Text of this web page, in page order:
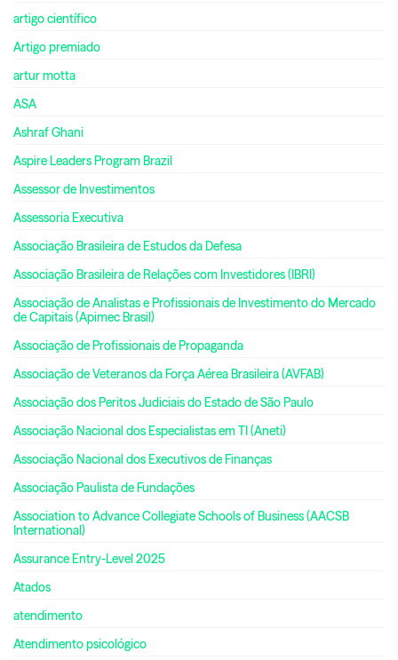
artigo científico
Artigo premiado
artur motta
ASA
Ashraf Ghani
Aspire Leaders Program Brazil
Assessor de Investimentos
Assessoria Executiva
Associação Brasileira de Estudos da Defesa
Associação Brasileira de Relações com Investidores (IBRI)
Associação de Analistas e Profissionais de Investimento do Mercado
de Capitais (Apimec Brasil)
Associação de Profissionais de Propaganda
Associação de Veteranos da Força Aérea Brasileira (AVFAB)
Associação dos Peritos Judiciais do Estado de São Paulo
Associação Nacional dos Especialistas em TI (Aneti)
Associação Nacional dos Executivos de Finanças
Associação Paulista de Fundações
Association to Advance Collegiate Schools of Business (AACSB
International)
Assurance Entry-Level 2025
Atados
atendimento
Atendimento psicológico